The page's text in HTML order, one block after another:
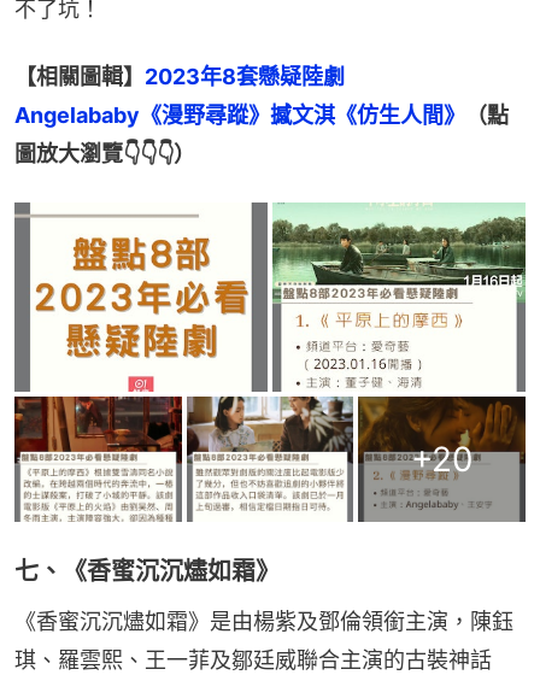
不了坑！
【相關圖輯】 2023年8套懸疑陸劇
Angelababy《漫野尋蹤》撼文淇《仿生人間》
（點
圖放大瀏覽👇👇👇）
+20
七、《香蜜沉沉燼如霜》
《香蜜沉沉燼如霜》是由楊紫及鄧倫領銜主演，陳鈺
琪、羅雲熙、王一菲及鄒廷威聯合主演的古裝神話